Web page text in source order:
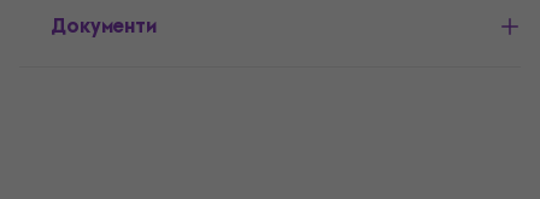
Документи